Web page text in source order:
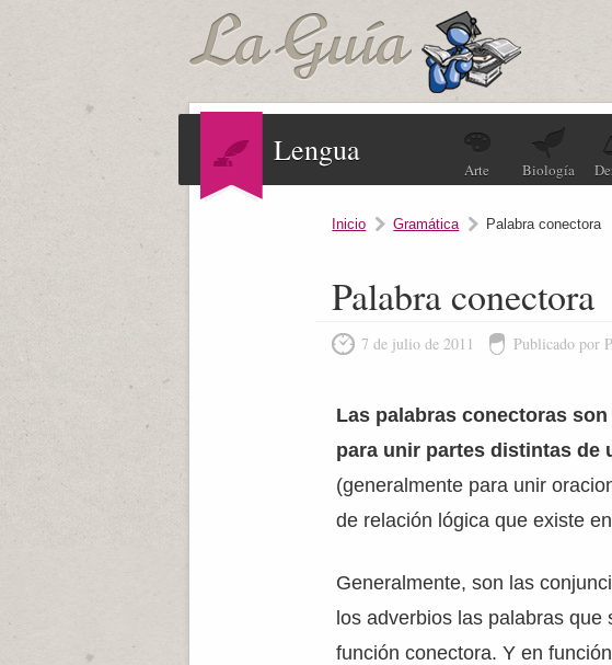
Lengua
Arte Biología
Inicio Gramática Palabra conectora
Palabra conectora
7 de julio de 2011 Publicado por
Las palabras conectoras
para unir partes distintas de
(generalmente para unir
de relación lógica que existe
Generalmente, son las
los adverbios las palabras
función conectora. Y en